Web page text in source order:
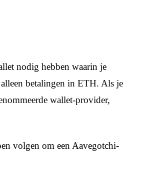
nodig hebben waarin je
betalingen in ETH. Als je
wallet-provider,
volgen om een Aavegotchi-